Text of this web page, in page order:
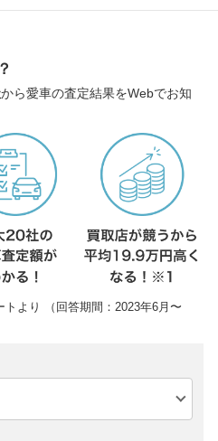
から愛車の査定結果をWebでお知
より （回答期間：2023年6月〜